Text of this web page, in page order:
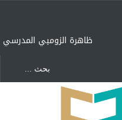
ظاهرة الزومبي المدرسي
"كنت أنضرب ومافيني إلا
العافية" هل هذا مبرر
لاستمرار أسلوب التربية
المتوارث؟
لماذا تعد برامج توعية الأطفال
بخصوصية الجسد وقاية لا
فضول؟